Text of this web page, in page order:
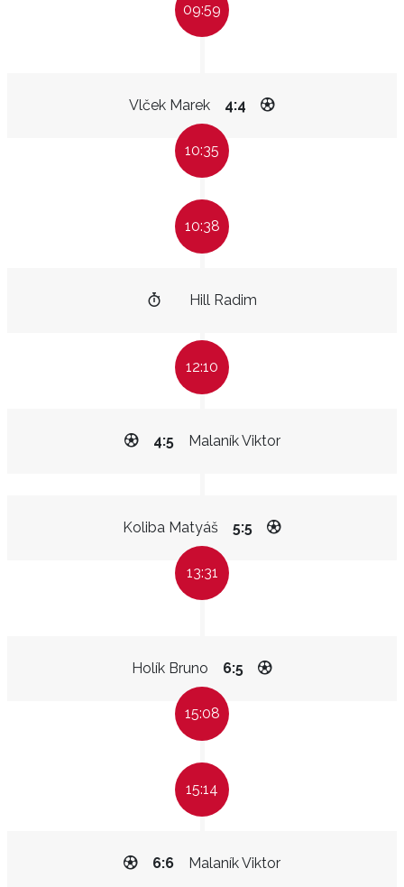
09:59
Vlček Marek 4:4
10:35
10:38
Hill Radim
12:10
Malaník Viktor
4:5
Koliba Matyáš 5:5
13:31
Holík Bruno 6:5
15:08
15:14
Malaník Viktor
6:6